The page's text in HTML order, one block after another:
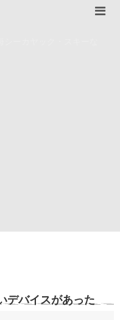
デバイスがあった